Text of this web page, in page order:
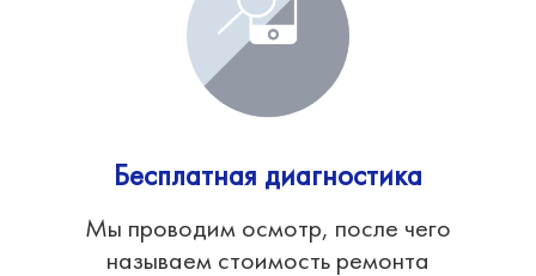
Бесплатная диагностика
Мы проводим осмотр, после чего
называем стоимость ремонта